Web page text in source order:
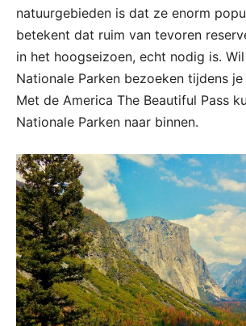
natuurgebieden is dat ze enorm
betekent dat ruim van tevoren
in het hoogseizoen, echt nodig is.
Nationale Parken bezoeken tijdens
Met de America The Beautiful Pass
Nationale Parken naar binnen.